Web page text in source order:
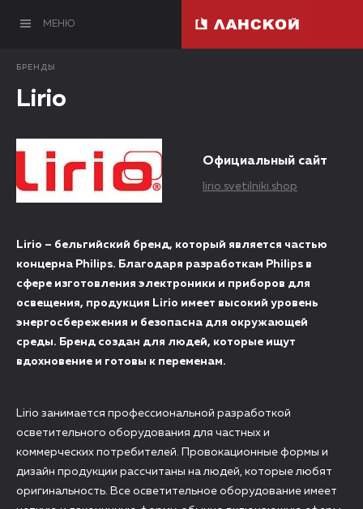
МЕНЮ
БРЕНДЫ
Lirio
Официальный сайт
lirio.svetilniki.shop
Lirio – бельгийский бренд, который является частью
концерна Philips. Благодаря разработкам Philips в
сфере изготовления электроники и приборов для
освещения, продукция Lirio имеет высокий уровень
энергосбережения и безопасна для окружающей
среды. Бренд создан для людей, которые ищут
вдохновение и готовы к переменам.
Lirio занимается профессиональной разработкой
осветительного оборудования для частных и
коммерческих потребителей. Провокационные формы и
дизайн продукции рассчитаны на людей, которые любят
оригинальность. Все осветительное оборудование имеет